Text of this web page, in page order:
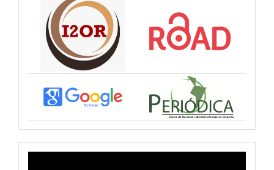
VIDEO